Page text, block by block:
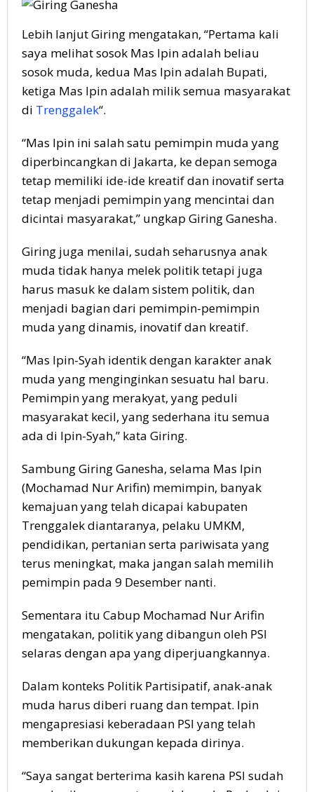
Lebih lanjut Giring mengatakan, “Pertama kali
saya melihat sosok Mas Ipin adalah beliau
sosok muda, kedua Mas Ipin adalah Bupati,
ketiga Mas Ipin adalah milik semua masyarakat
di Trenggalek“.
“Mas Ipin ini salah satu pemimpin muda yang
diperbincangkan di Jakarta, ke depan semoga
tetap memiliki ide-ide kreatif dan inovatif serta
tetap menjadi pemimpin yang mencintai dan
dicintai masyarakat,” ungkap Giring Ganesha.
Giring juga menilai, sudah seharusnya anak
muda tidak hanya melek politik tetapi juga
harus masuk ke dalam sistem politik, dan
menjadi bagian dari pemimpin-pemimpin
muda yang dinamis, inovatif dan kreatif.
“Mas Ipin-Syah identik dengan karakter anak
muda yang menginginkan sesuatu hal baru.
Pemimpin yang merakyat, yang peduli
masyarakat kecil, yang sederhana itu semua
ada di Ipin-Syah,” kata Giring.
Sambung Giring Ganesha, selama Mas Ipin
(Mochamad Nur Arifin) memimpin, banyak
kemajuan yang telah dicapai kabupaten
Trenggalek diantaranya, pelaku UMKM,
pendidikan, pertanian serta pariwisata yang
terus meningkat, maka jangan salah memilih
pemimpin pada 9 Desember nanti.
Sementara itu Cabup Mochamad Nur Arifin
mengatakan, politik yang dibangun oleh PSI
selaras dengan apa yang diperjuangkannya.
Dalam konteks Politik Partisipatif, anak-anak
muda harus diberi ruang dan tempat. Ipin
mengapresiasi keberadaan PSI yang telah
memberikan dukungan kepada dirinya.
“Saya sangat berterima kasih karena PSI sudah